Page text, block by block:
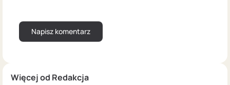
Więcej od Redakcja